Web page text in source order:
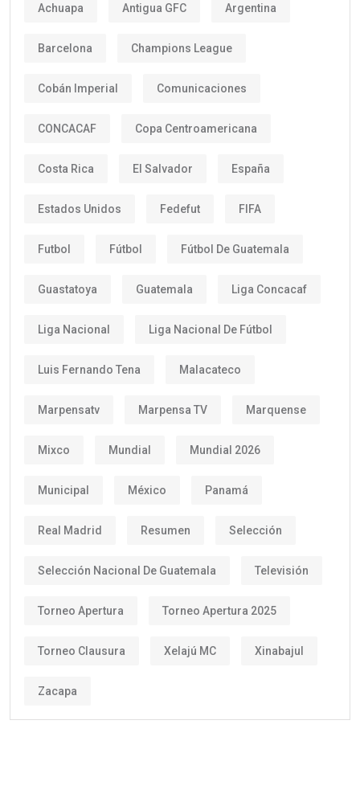
Achuapa Antigua GFC Argentina
Barcelona Champions League
Cobán Imperial Comunicaciones
CONCACAF Copa Centroamericana
Costa Rica El Salvador España
Estados Unidos Fedefut FIFA
Futbol Fútbol Fútbol De Guatemala
Guastatoya Guatemala Liga Concacaf
Liga Nacional Liga Nacional De Fútbol
Luis Fernando Tena Malacateco
Marpensatv Marpensa TV Marquense
Mixco Mundial Mundial 2026
Municipal México Panamá
Real Madrid Resumen Selección
Selección Nacional De Guatemala Televisión
Torneo Apertura Torneo Apertura 2025
Torneo Clausura Xelajú MC Xinabajul
Zacapa